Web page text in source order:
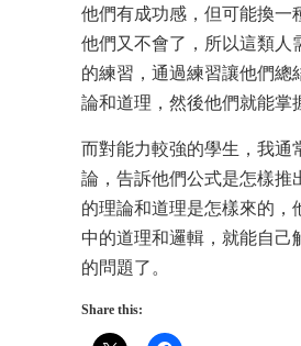
他們有成功感，但可能換一
他們又不會了，所以這類人
的練習，通過練習讓他們總
論和道理，然後他們就能掌
而對能力較強的學生，我通
論，告訴他們公式是怎樣推
的理論和道理是怎樣來的，
中的道理和邏輯，就能自己
的問題了。
Share this: